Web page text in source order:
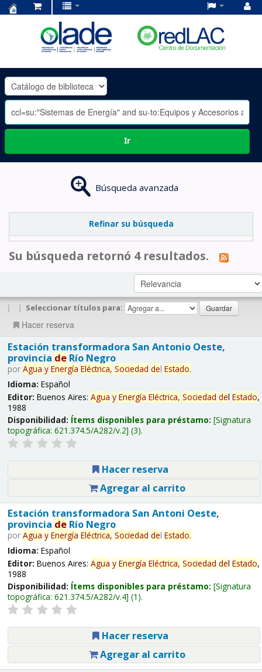
OLADE
-
Ir
Búsqueda avanzada
Refinar su búsqueda
Su búsqueda retornó 4 resultados.
| | Seleccionar títulos para:
Hacer reserva
Estación transformadora San Antonio Oeste,
provincia deRío Negro
por Agua y Energía Eléctrica, Sociedad del Estado.
Idioma: Español
Editor: Buenos Aires: Agua y Energía Eléctrica, Sociedad del Estado,
1988
Disponibilidad: Ítems disponibles para préstamo: Signatura
topográfica: 621.374.5/A282/v.2 (3).
Hacer reserva
Agregar al carrito
Estación transformadora San Antoni Oeste,
provincia deRío Negro
por Agua y Energía Eléctrica, Sociedad del Estado.
Idioma: Español
Editor: Buenos Aires: Agua y Energía Eléctrica, Sociedad del Estado,
1988
Disponibilidad: Ítems disponibles para préstamo: Signatura
topográfica: 621.374.5/A282/v.4 (1).
Hacer reserva
Agregar al carrito